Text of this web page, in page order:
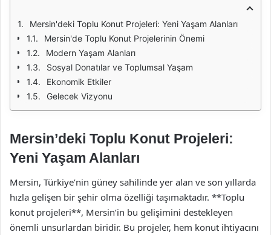
Mersin'deki Toplu Konut Projeleri: Yeni Yaşam Alanları
Mersin'de Toplu Konut Projelerinin Önemi
Modern Yaşam Alanları
Sosyal Donatılar ve Toplumsal Yaşam
Ekonomik Etkiler
Gelecek Vizyonu
Mersin’deki Toplu Konut Projeleri:
Yeni Yaşam Alanları
Mersin, Türkiye’nin güney sahilinde yer alan ve son yıllarda
hızla gelişen bir şehir olma özelliği taşımaktadır. **Toplu
konut projeleri**, Mersin’in bu gelişimini destekleyen
önemli unsurlardan biridir. Bu projeler, hem konut ihtiyacını